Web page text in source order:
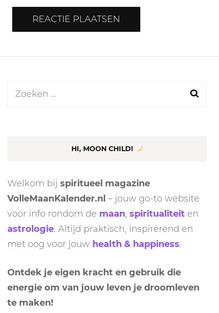
Zoeken
HI, MOON CHILD!
Welkom bij spiritueel magazine
VolleMaanKalender.nl – jouw go-to website
voor info rondom de maan, spiritualiteit en
astrologie. Altijd praktisch, inspirerend en
met oog voor jouw health & happiness.
Ontdek je eigen kracht en gebruik die
energie om van jouw leven je droomleven
te maken!